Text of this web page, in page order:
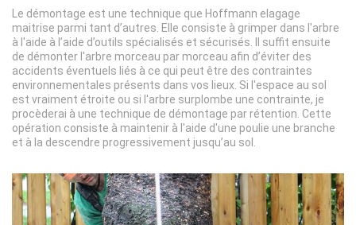
Le démontage est une technique que Hoffmann elagage
maitrise parmi tant d’autres. Elle consiste à grimper dans l'arbre
à l'aide à l’aide d’outils spécialisés et sécurisés. Il suffit ensuite
de démonter l'arbre morceau par morceau afin d’éviter des
accidents éventuels liés à ce qui peut être des contraintes
environnementales présents dans vos lieux. Si l'espace au sol
est vraiment étroite ou si l'arbre surplombe une contrainte, je
procèderai à une technique de démontage par rétention. Cette
opération consiste à maintenir à l'aide d'une poulie une branche
et à la descendre progressivement jusqu’au sol.